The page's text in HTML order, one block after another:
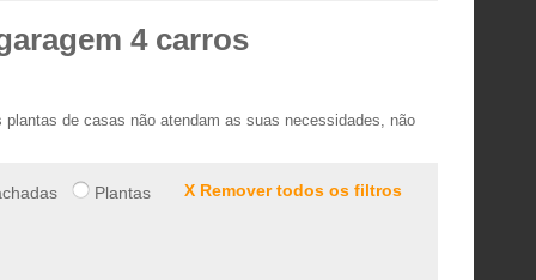
4 carros
de casas não atendam as suas necessidades, não
X Remover todos os filtros
Plantas